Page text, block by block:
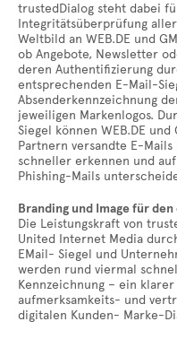
trustedDialog steht dabei
Integritätsüberprüfung aller
Weltbild an WEB.DE und
ob Angebote, Newsletter
deren Authentifizierung
entsprechenden E-Mail-
Absenderkennzeichnung
jeweiligen Markenlogos.
Siegel können WEB.DE
Partnern versandte E-
schneller erkennen und
Phishing-Mails
Branding und Image für
Die Leistungskraft von
United Internet Media
EMail- Siegel und
werden rund viermal
Kennzeichnung – ein
aufmerksamkeits- und
digitalen Kunden- Marke-